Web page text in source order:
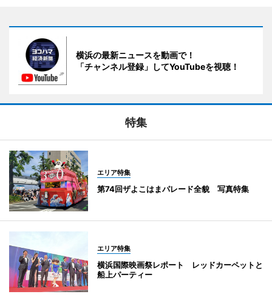
横浜の最新ニュースを動画で！
「チャンネル登録」してYouTubeを視聴！
特集
エリア特集
第74回ザよこはまパレード全貌 写真特集
エリア特集
横浜国際映画祭レポート レッドカーペットと
船上パーティー